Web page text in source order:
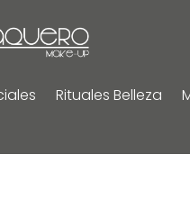
Rituales Belleza